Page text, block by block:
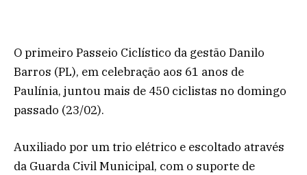
O primeiro Passeio Ciclístico da gestão Danilo
Barros (PL), em celebração aos 61 anos de
Paulínia, juntou mais de 450 ciclistas no domingo
passado (23/02).
Auxiliado por um trio elétrico e escoltado através
da Guarda Civil Municipal, com o suporte de